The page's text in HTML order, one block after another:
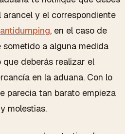
y el correspondiente
antidumping, en el caso de
a alguna medida
que deberás realizar el
en la aduana. Con lo
parecia tan barato empieza
molestias.